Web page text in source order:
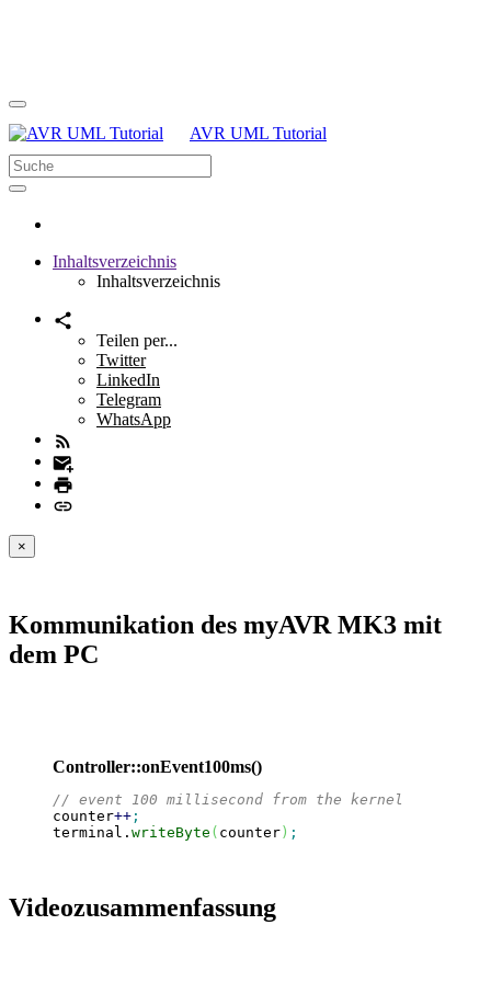
AVR UML Tutorial
Inhaltsverzeichnis
Inhaltsverzeichnis
Teilen per...
Twitter
LinkedIn
Telegram
WhatsApp
×
Kommunikation des myAVR MK3 mit
dem PC
Controller::onEvent100ms()
// event 100 millisecond from the kernel
counter++ ;
terminal. writeByte ( counter ) ;
Videozusammenfassung